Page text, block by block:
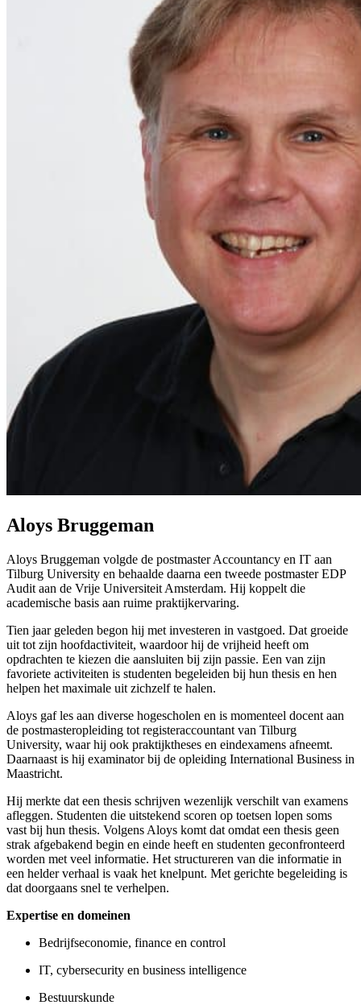
Aloys Bruggeman
Aloys Bruggeman volgde de postmaster Accountancy en IT aan
Tilburg University en behaalde daarna een tweede postmaster EDP
Audit aan de Vrije Universiteit Amsterdam. Hij koppelt die
academische basis aan ruime praktijkervaring.
Tien jaar geleden begon hij met investeren in vastgoed. Dat groeide
uit tot zijn hoofdactiviteit, waardoor hij de vrijheid heeft om
opdrachten te kiezen die aansluiten bij zijn passie. Een van zijn
favoriete activiteiten is studenten begeleiden bij hun thesis en hen
helpen het maximale uit zichzelf te halen.
Aloys gaf les aan diverse hogescholen en is momenteel docent aan
de postmasteropleiding tot registeraccountant van Tilburg
University, waar hij ook praktijktheses en eindexamens afneemt.
Daarnaast is hij examinator bij de opleiding International Business in
Maastricht.
Hij merkte dat een thesis schrijven wezenlijk verschilt van examens
afleggen. Studenten die uitstekend scoren op toetsen lopen soms
vast bij hun thesis. Volgens Aloys komt dat omdat een thesis geen
strak afgebakend begin en einde heeft en studenten geconfronteerd
worden met veel informatie. Het structureren van die informatie in
een helder verhaal is vaak het knelpunt. Met gerichte begeleiding is
dat doorgaans snel te verhelpen.
Expertise en domeinen
Bedrijfseconomie, finance en control
IT, cybersecurity en business intelligence
Bestuurskunde